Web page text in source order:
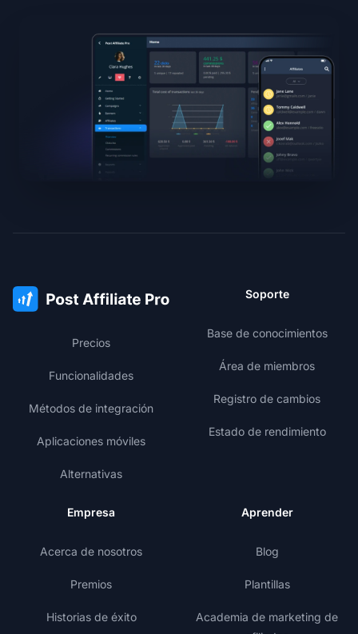
Precios
Funcionalidades
Métodos de integración
Aplicaciones móviles
Alternativas
Soporte
Base de conocimientos
Área de miembros
Registro de cambios
Estado de rendimiento
Empresa
Acerca de nosotros
Premios
Historias de éxito
Aprender
Blog
Plantillas
Academia de marketing de